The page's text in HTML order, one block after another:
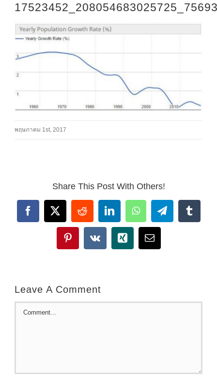
พฤษภาคม 1st, 2017
Share This Post With Others!
Facebook
X RedditLinkedInWhatsAppTelegramTumblr
Pinterest
Vk Xing Email
Leave A Comment
Comment